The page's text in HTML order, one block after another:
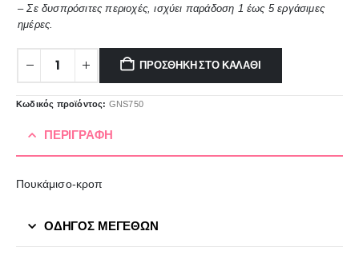
– Σε δυσπρόσιτες περιοχές, ισχύει παράδοση 1 έως 5 εργάσιμες
ημέρες.
ΠΡΟΣΘΉΚΗ ΣΤΟ ΚΑΛΆΘΙ
Κωδικός προϊόντος: GNS750
ΠΕΡΙΓΡΑΦΉ
Πουκάμισο-κροπ
ΟΔΗΓΟΣ ΜΕΓΕΘΩΝ